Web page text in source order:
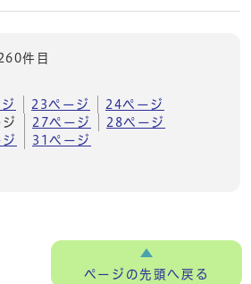
件目
23ページ
24ページ
27ページ
28ページ
31ページ
ページの先頭へ戻る